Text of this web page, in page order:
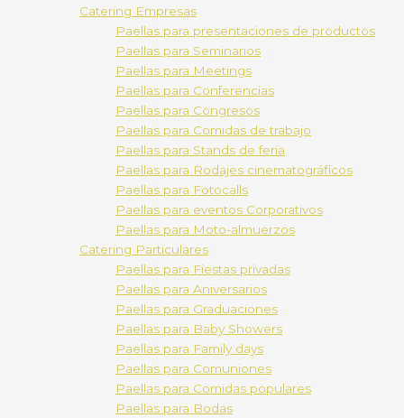
Catering Empresas
Paellas para presentaciones de productos
Paellas para Seminarios
Paellas para Meetings
Paellas para Conferencias
Paellas para Congresos
Paellas para Comidas de trabajo
Paellas para Stands de feria
Paellas para Rodajes cinematográficos
Paellas para Fotocalls
Paellas para eventos Corporativos
Paellas para Moto-almuerzos
Catering Particulares
Paellas para Fiestas privadas
Paellas para Aniversarios
Paellas para Graduaciones
Paellas para Baby Showers
Paellas para Family days
Paellas para Comuniones
Paellas para Comidas populares
Paellas para Bodas